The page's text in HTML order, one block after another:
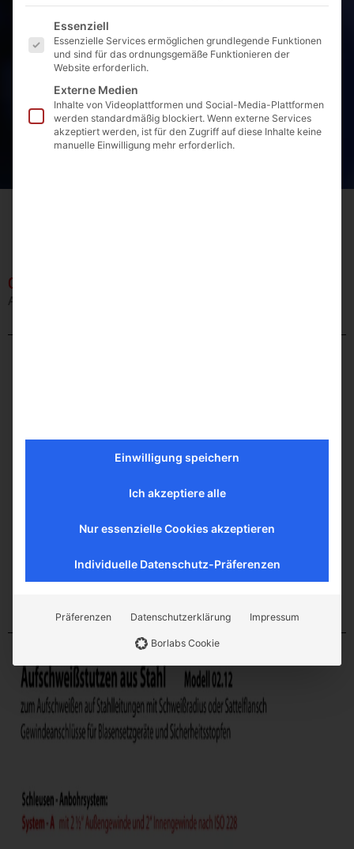
02.12
Aufschweißstutzen aus Stahl
Es folgt eine Liste der Service-Gruppen, für die eine
Essenziell
Essenzielle Services ermöglichen grundlegende Funktionen
und sind für das ordnungsgemäße Funktionieren der
Website erforderlich.
Externe Medien
Inhalte von Videoplattformen und Social-Media-Plattformen
werden standardmäßig blockiert. Wenn externe Services
akzeptiert werden, ist für den Zugriff auf diese Inhalte keine
manuelle Einwilligung mehr erforderlich.
Einwilligung speichern
Ich akzeptiere alle
Nur essenzielle Cookies akzeptieren
Individuelle Datenschutz-Präferenzen
Präferenzen Datenschutzerklärung Impressum
Borlabs Cookie